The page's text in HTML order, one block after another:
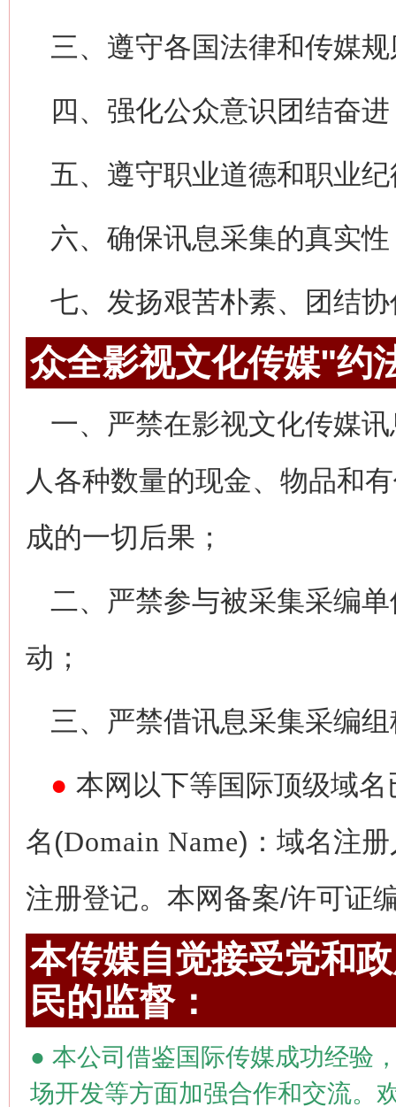
三、遵守各国法律和传媒
四、强化公众意识团结奋
五、遵守职业道德和职业
六、确保讯息采集的真实
七、发扬艰苦朴素、团结
众全影视文化传媒"约
一、严禁在影视文化传媒
人各种数量的现金、物品和
成的一切后果；
二、严禁参与被采集采编
动；
三、严禁借讯息采集采编
● 本网以下等国际顶级域
名(Domain Name)：域名注
注册登记。本网备案/许可证
本传媒自觉接受党和
民的监督：
● 本公司借鉴国际传媒成功经验
场开发等方面加强合作和交流。